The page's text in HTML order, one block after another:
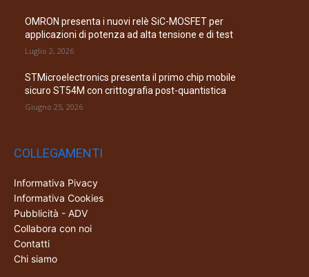
OMRON presenta i nuovi relè SiC-MOSFET per
applicazioni di potenza ad alta tensione e di test
Luglio 2, 2026
STMicroelectronics presenta il primo chip mobile
sicuro ST54M con crittografia post-quantistica
Giugno 25, 2026
COLLEGAMENTI
Informativa Pivacy
Informativa Cookies
Pubblicità - ADV
Collabora con noi
Contatti
Chi siamo